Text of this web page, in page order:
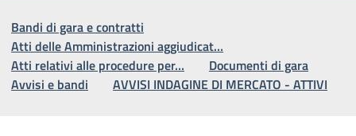
Bandi di gara e contratti
Atti delle Amministrazioni aggiudicat…
Atti relativi alle procedure per…
Documenti di gara
Avvisi e bandi
AVVISI INDAGINE DI MERCATO - ATTIVI